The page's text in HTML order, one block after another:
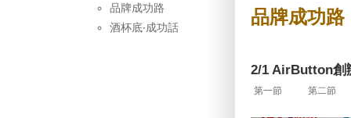
品牌成功路
酒杯底‧成功話
品牌成功路
2/1 AirButton創
第一節 第二節